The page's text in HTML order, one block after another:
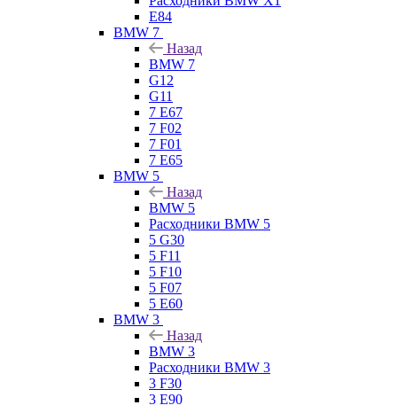
E84
BMW 7
Назад
BMW 7
G12
G11
7 Е67
7 F02
7 F01
7 E65
BMW 5
Назад
BMW 5
Расходники BMW 5
5 G30
5 F11
5 F10
5 F07
5 E60
BMW 3
Назад
BMW 3
Расходники BMW 3
3 F30
3 E90